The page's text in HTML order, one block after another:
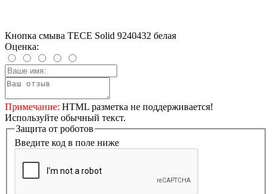
Кнопка смыва TECE Solid 9240432 белая
Оценка:
Примечание: HTML разметка не поддерживается!
Используйте обычный текст.
Защита от роботов
Введите код в поле ниже